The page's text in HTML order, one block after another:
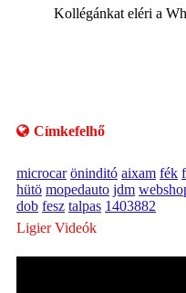
Kollégánkat eléri a
Címkefelhő
microcar öninditó aixam fék
hütö mopedauto jdm
dob fesz talpas 1403882
Ligier Videók